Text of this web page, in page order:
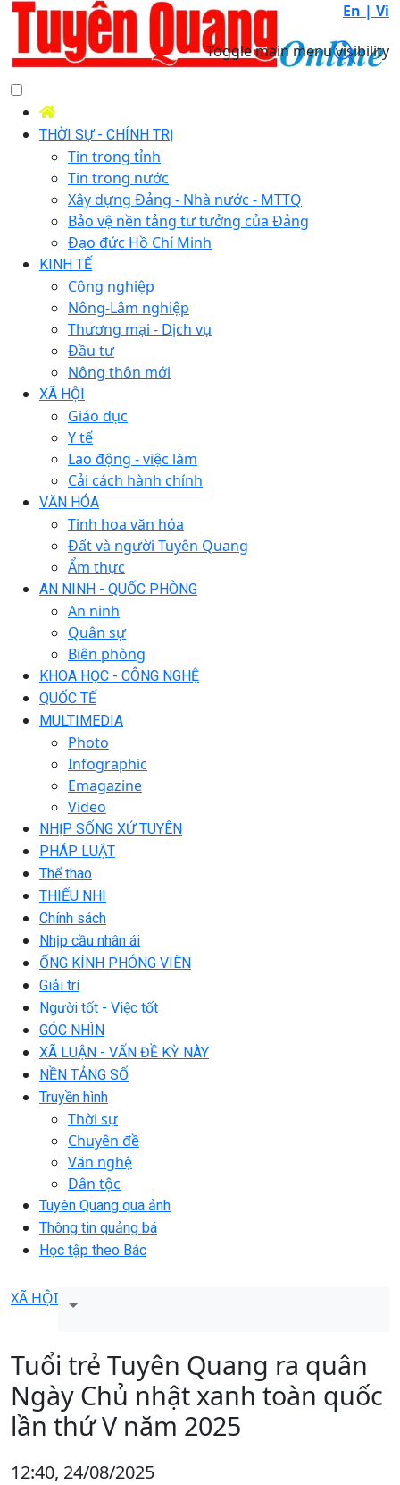
En | Vi
Toggle main menu visibility
THỜI SỰ - CHÍNH TRỊ
Tin trong tỉnh
Tin trong nước
Xây dựng Đảng - Nhà nước - MTTQ
Bảo vệ nền tảng tư tưởng của Đảng
Đạo đức Hồ Chí Minh
KINH TẾ
Công nghiệp
Nông-Lâm nghiệp
Thương mại - Dịch vụ
Đầu tư
Nông thôn mới
XÃ HỘI
Giáo dục
Y tế
Lao động - việc làm
Cải cách hành chính
VĂN HÓA
Tinh hoa văn hóa
Đất và người Tuyên Quang
Ẩm thực
AN NINH - QUỐC PHÒNG
An ninh
Quân sự
Biên phòng
KHOA HỌC - CÔNG NGHỆ
QUỐC TẾ
MULTIMEDIA
Photo
Infographic
Emagazine
Video
NHỊP SỐNG XỨ TUYÊN
PHÁP LUẬT
Thể thao
THIẾU NHI
Chính sách
Nhịp cầu nhân ái
ỐNG KÍNH PHÓNG VIÊN
Giải trí
Người tốt - Việc tốt
GÓC NHÌN
XÃ LUẬN - VẤN ĐỀ KỲ NÀY
NỀN TẢNG SỐ
Truyền hình
Thời sự
Chuyên đề
Văn nghệ
Dân tộc
Tuyên Quang qua ảnh
Thông tin quảng bá
Học tập theo Bác
XÃ HỘI
Tuổi trẻ Tuyên Quang ra quân
Ngày Chủ nhật xanh toàn quốc
lần thứ V năm 2025
12:40, 24/08/2025